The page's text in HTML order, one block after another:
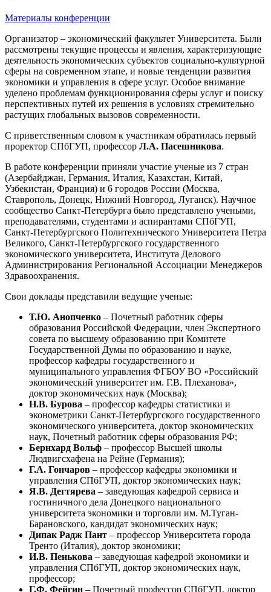
Материалы конференции
Организатор – экономический факультет Университета. Были
рассмотрены текущие процессы и явления, характеризующие
деятельность экономических субъектов социально-культурной
сферы на современном этапе, и новые тенденции развития
экономики и управления в сфере услуг. Особое внимание
уделено проблемам функционирования сферы услуг и поиску
перспективных путей их решения в условиях стремительно
растущих глобальных вызовов современности.
С приветственным словом к участникам обратилась первый
проректор СПбГУП, профессор Л.А. Пасешникова.
В работе конференции приняли участие ученые из 7 стран
(Азербайджан, Германия, Италия, Казахстан, Китай,
Узбекистан, Франция) и 6 городов России (Москва,
Ставрополь, Донецк, Нижний Новгород, Луганск). Научное
сообщество Санкт-Петербурга было представлено учеными,
преподавателями, студентами и аспирантами СПбГУП,
Санкт-Петербургского Политехнического Университета Петра
Великого, Санкт-Петербургского государственного
экономического университета, Института Делового
Администрирования Региональной Ассоциации Менеджеров
Здравоохранения.
Свои доклады представили ведущие ученые:
Т.Ю. Анопченко – Почетный работник сферы
образования Российской Федерации, член Экспертного
совета по высшему образованию при Комитете
Государственной Думы по образованию и науке,
профессор кафедры государственного и
муниципального управления ФГБОУ ВО «Российский
экономический университет им. Г.В. Плеханова»,
доктор экономических наук (Москва);
Н.В. Бурова – профессор кафедры статистики и
эконометрики Санкт-Петербургского государственного
экономического университета, доктор экономических
наук, Почетный работник сферы образования РФ;
Бернхард Вольф – профессор Высшей школы
Людвигсхафена на Рейне (Германия);
Г.А. Гончаров – профессор кафедры экономики и
управления СПбГУП, доктор экономических наук;
Я.В. Дегтярева – заведующая кафедрой сервиса и
гостиничного дела Донецкого национального
университета экономики и торговли им. М.Туган-
Барановского, кандидат экономических наук;
Дипак Радж Пант – профессор Университета города
Тренто (Италия), доктор экономики;
И.В. Пенькова – заведующая кафедрой экономики и
управления СПбГУП, доктор экономических наук,
профессор;
Г.Ф. Фейгин – Почетный профессор СПбГУП, доктор